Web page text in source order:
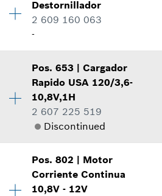
-
Precio grupal:12
Información sobre recambios
Mostrar en figura
$1.60 *
Destornillador
2 609 160 063
-
Cantidad 1
Precio grupal:-
Información sobre recambios
Donde usado
Mostrar en figura
Pos.653 |Cargador
Rapido USA 120/3,6-
10,8V,1H
2 607 225 519
Discontinued
Cantidad 1
Precio grupal:-
Información sobre recambios
Pos.802 | Motor
Corriente Continua
10,8V - 12V